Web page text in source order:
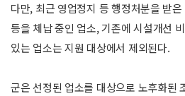
다만, 최근 영업정지 등 행정처분을 받
등을 체납 중인 업소, 기존에 시설개선
있는 업소는 지원 대상에서 제외된다.
군은 선정된 업소를 대상으로 노후화된